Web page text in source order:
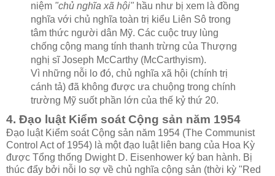
niệm "chủ nghĩa xã hội"hầu như bị xem là đồng
nghĩa với chủ nghĩa toàn trị kiểu Liên Sô trong
tâm thức người dân Mỹ. Các cuộc truy lùng
chống cộng mang tính thanh trừng của Thượng
nghị sĩ Joseph McCarthy (McCarthyism).
Vì những nỗi lo đó, chủ nghĩa xã hội (chính trị
cánh tả) đã không được ưa chuộng trong chính
trường Mỹ suốt phần lớn của thế kỷ thứ 20.
4. Đạo luật Kiểm soát Cộng sản năm 1954
Đạo luật Kiểm soát Cộng sản năm 1954 (The Communist
Control Act of 1954) là một đạo luật liên bang của Hoa Kỳ
được Tổng thống Dwight D. Eisenhower ký ban hành. Bị
thúc đẩy bởi nỗi lo sợ về chủ nghĩa cộng sản (thời kỳ "Red